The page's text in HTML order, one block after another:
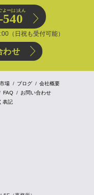
よー(は)えん
540
（日祝も受付可能）
わせ
市場 ブログ
会社概要
FAQ
お問い合わせ
表記